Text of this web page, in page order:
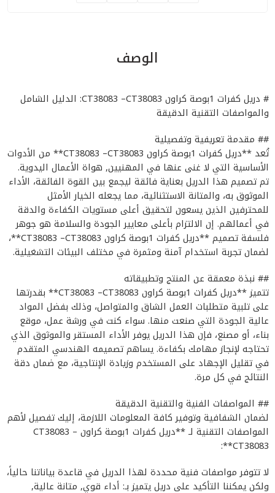
الوصف
# دريل كفرات 1بوصة كراون CT38083 –CT38083: الدليل الشامل
والمواصفات التقنية الدقيقة
## مقدمة تعريفية وتفصيلية
تُعد **دريل كفرات 1بوصة كراون CT38083 –CT38083** من الأدوات
الأساسية التي لا غنى عنها في المهنيين, هواة الأعمال اليدوية.
تم تصميم هذا الدريل بعناية فائقة ليجمع بين القوة الفائقة، الأداء
الموثوق به، والمتانة الاستثنائية، مما يجعله الخيار الأمثل
للمحترفين الذين يسعون لتحقيق أعلى مستويات الكفاءة والدقة
في أعمالهم. إن الالتزام بأعلى معايير الجودة والسلامة هو جوهر
فلسفة تصميم **دريل كفرات 1بوصة كراون CT38083 –CT38083**،
لضمان تجربة استخدام آمنة ومثمرة في مختلف البيئات التشغيلية.
## نبذة معمقة عن المنتج وتطبيقاته
تتميز **دريل كفرات 1بوصة كراون CT38083 –CT38083** بقدرتها
على تلبية متطلبات العمل الشاق والمتواصل، وذلك بفضل المواد
عالية الجودة التي صنعت منها. سواء كنت في ورشة عمل، موقع
بناء، أو مصنع، فإن هذا الدريل يوفر الأداء المستقر والموثوق الذي
تحتاجه لإنجاز مهامك بكفاءة. يساهم تصميمه الهندسي المتقدم
في تقليل الإجهاد على المستخدم وزيادة الإنتاجية، مع ضمان دقة
النتائج في كل مرة.
## المواصفات الفنية والتقنية الدقيقة
لضمان الشفافية وتوفير كافة المعلومات اللازمة، إليك تفصيل لأهم
المواصفات التقنية لـ **دريل كفرات 1بوصة كراون CT38083 –
CT38083**:
لا تتوفر مواصفات فنية محددة لهذا الدريل في قاعدة بياناتنا حالياً،
ولكن يمكننا التأكيد على دريل يتميز بـ: أداء قوي, متانة عالية,